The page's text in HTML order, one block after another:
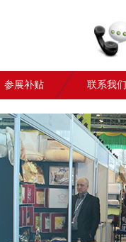
参展补贴 联系我们